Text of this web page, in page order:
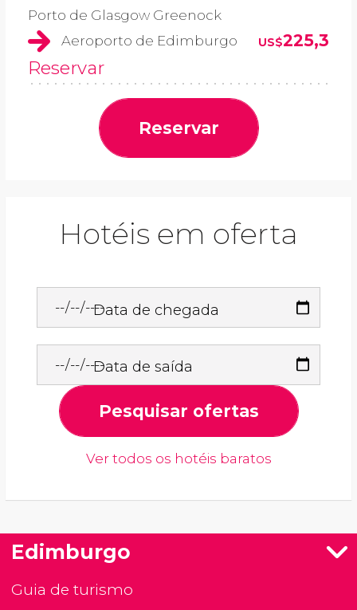
Porto de Glasgow Greenock
Aeroporto de Edimburgo
US$225,3
Reservar
Reservar
Hotéis em oferta
Data de chegada
Data de saída
Pesquisar ofertas
Ver todos os hotéis baratos
Edimburgo
Guia de turismo